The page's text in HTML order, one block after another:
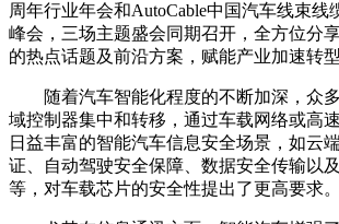
周年行业年会和AutoCable中国汽车线束线
峰会，三场主题盛会同期召开，全方位分
的热点话题及前沿方案，赋能产业加速转
随着汽车智能化程度的不断加深，众多
域控制器集中和转移，通过车载网络或高
日益丰富的智能汽车信息安全场景，如云
证、自动驾驶安全保障、数据安全传输以
等，对车载芯片的安全性提出了更高要求。